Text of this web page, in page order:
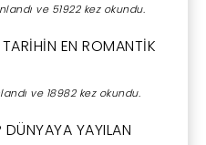
ve 51922 kez okundu.
EN ROMANTİK
ve 18982 kez okundu.
YAYILAN